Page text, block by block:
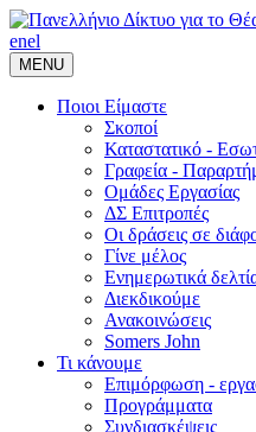
enel
MENU
Ποιοι Είμαστε
Σκοποί
Καταστατικό -
Γραφεία -
Ομάδες Εργασίας
ΔΣ Επιτροπές
Οι δράσεις σε
Γίνε μέλος
Ενημερωτικά
Διεκδικούμε
Ανακοινώσεις
Somers John
Τι κάνουμε
Επιμόρφωση -
Προγράμματα
Συνδιασκέψεις